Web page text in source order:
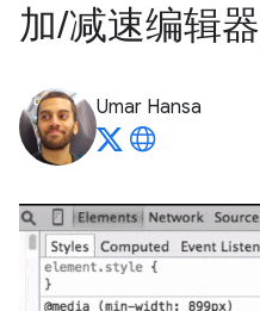
加/减速编辑器
Umar Hansa